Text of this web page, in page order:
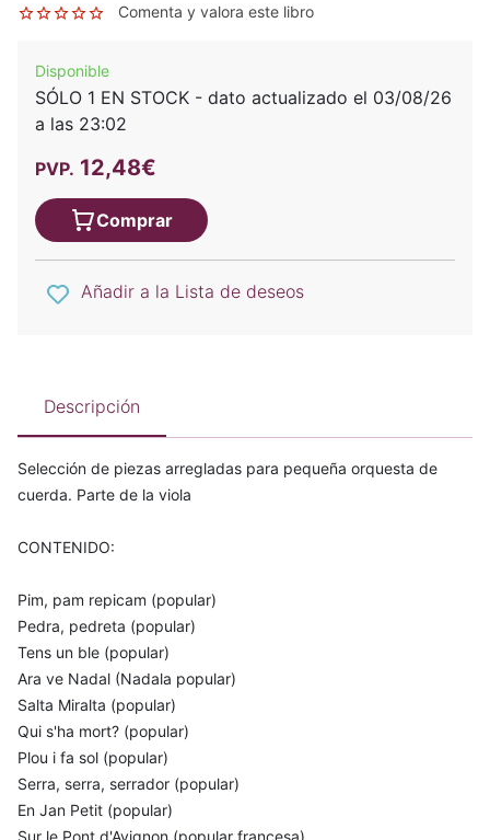
Comenta y valora este libro
Disponible
SÓLO 1 EN STOCK - dato actualizado el 03/08/26
a las 23:02
PVP. 12,48€
Comprar
Añadir a la Lista de deseos
Descripción
Selección de piezas arregladas para pequeña orquesta de
cuerda. Parte de la viola
CONTENIDO:
Pim, pam repicam (popular)
Pedra, pedreta (popular)
Tens un ble (popular)
Ara ve Nadal (Nadala popular)
Salta Miralta (popular)
Qui s'ha mort? (popular)
Plou i fa sol (popular)
Serra, serra, serrador (popular)
En Jan Petit (popular)
Sur le Pont d'Avignon (popular francesa)